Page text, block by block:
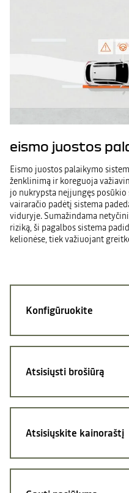
eismo juostos
Eismo juostos palaikymo
ženklinimą ir koreguoja
jo nukrypsta neįjungęs
vairaračio padėtį sistema
viduryje. Sumažindama
riziką, ši pagalbos sistema
kelionėse, tiek važiuojant
Konfigūruokite
Atsisiųsti brošiūrą
Atsisiųskite kainoraštį